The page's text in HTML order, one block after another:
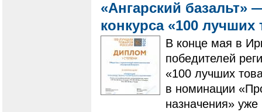
«Ангарский базальт»
конкурса «100
В конце мая в
победителей
«100 лучших
в номинации
назначения»